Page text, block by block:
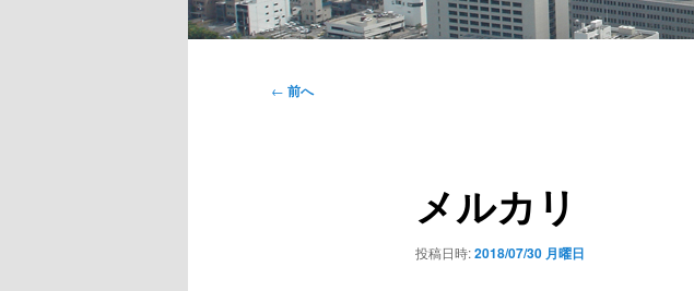
投
← 前へ
メルカリ
投稿日時:2018/07/30 月曜日